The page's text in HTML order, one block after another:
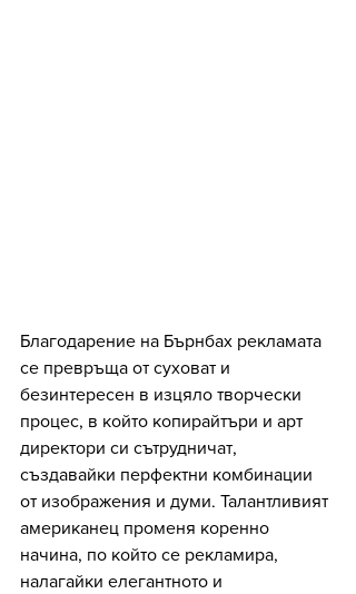
Благодарение на Бърнбах рекламата
се превръща от суховат и
безинтересен в изцяло творчески
процес, в който копирайтъри и арт
директори си сътрудничат,
създавайки перфектни комбинации
от изображения и думи. Талантливият
американец променя коренно
начина, по който се рекламира,
налагайки елегантното и